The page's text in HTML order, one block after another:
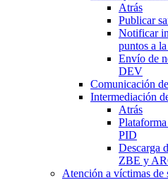
Atrás
Publicar
Notificar
puntos a
Envío de
DEV
Comunicación
Intermediación
Atrás
PID
Descarga
ZBE y
Atención a víctimas de